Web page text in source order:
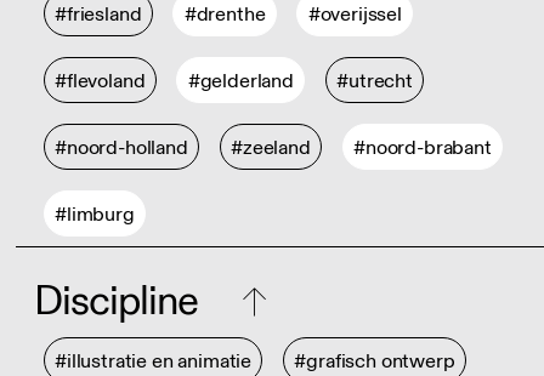
#friesland #drenthe #overijssel
#flevoland #gelderland #utrecht
#noord-holland #zeeland #noord-brabant
#limburg
Discipline
#illustratie en animatie #grafisch ontwerp